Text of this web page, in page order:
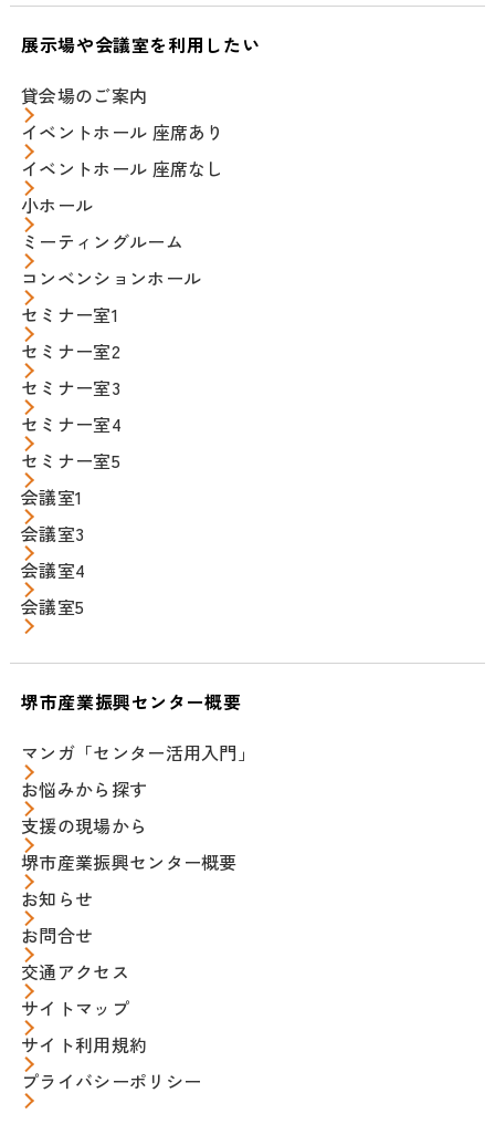
展示場や会議室を利用したい
貸会場のご案内
イベントホール 座席あり
イベントホール 座席なし
小ホール
ミーティングルーム
コンベンションホール
セミナー室1
セミナー室2
セミナー室3
セミナー室4
セミナー室5
会議室1
会議室3
会議室4
会議室5
堺市産業振興センター概要
マンガ「センター活用入門」
お悩みから探す
支援の現場から
堺市産業振興センター概要
お知らせ
お問合せ
交通アクセス
サイトマップ
サイト利用規約
プライバシーポリシー